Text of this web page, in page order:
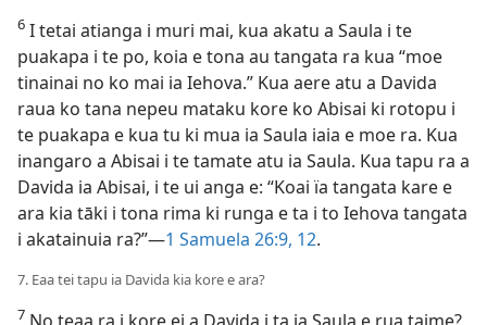
6 I tetai atianga i muri mai, kua akatu a Saula i te
puakapa i te po, koia e tona au tangata ra kua “moe
tinainai no ko mai ia Iehova.” Kua aere atu a Davida
raua ko tana nepeu mataku kore ko Abisai ki rotopu i
te puakapa e kua tu ki mua ia Saula iaia e moe ra. Kua
inangaro a Abisai i te tamate atu ia Saula. Kua tapu ra a
Davida ia Abisai, i te ui anga e: “Koai ïa tangata kare e
ara kia tāki i tona rima ki runga e ta i to Iehova tangata
i akatainuia ra?”​—1 Samuela 26:9, 12.
7. Eaa tei tapu ia Davida kia kore e ara?
7 No teaa ra i kore ei a Davida i ta ia Saula e rua taime?